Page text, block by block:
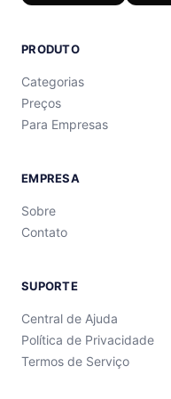
PRODUTO
Categorias
Preços
Para Empresas
EMPRESA
Sobre
Contato
SUPORTE
Central de Ajuda
Política de Privacidade
Termos de Serviço